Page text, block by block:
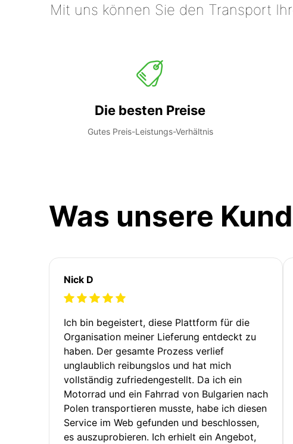
Mit uns können Sie den Transport
Die besten Preise
Gutes Preis-Leistungs-Verhältnis
Was unsere
Nick D
Ich bin begeistert, diese Plattform für die
Organisation meiner Lieferung entdeckt zu
haben. Der gesamte Prozess verlief
unglaublich reibungslos und hat mich
vollständig zufriedengestellt. Da ich ein
Motorrad und ein Fahrrad von Bulgarien nach
Polen transportieren musste, habe ich diesen
Service im Web gefunden und beschlossen,
es auszuprobieren. Ich erhielt ein Angebot,